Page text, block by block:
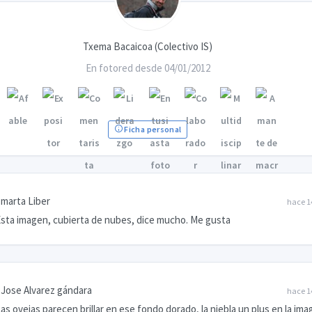
Txema Bacaicoa (Colectivo IS)
En fotored desde 04/01/2012
Ficha personal
hace
marta Liber
imagen, cubierta de nubes, dice mucho. Me gusta
hace
Jose Alvarez gándara
ovejas parecen brillar en ese fondo dorado, la niebla un plus en la